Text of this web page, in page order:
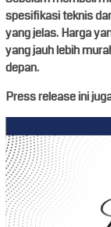
spesifikasi teknis
yang jelas. Harga
yang jauh lebih
depan.
Press release ini